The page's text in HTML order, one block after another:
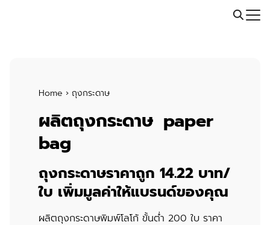
Call: 064-246-5614 | Line: @thaiprintshop
Home › ถุงกระดาษ
ผลิตถุงกระดาษ paper
bag
ถุงกระดาษราคาถูก 14.22 บาท/
ใบ เพิ่มมูลค่าให้แบรนด์ของคุณ
ผลิตถุงกระดาษพิมพ์โลโก้ ขั้นต่ำ 200 ใบ ราคา